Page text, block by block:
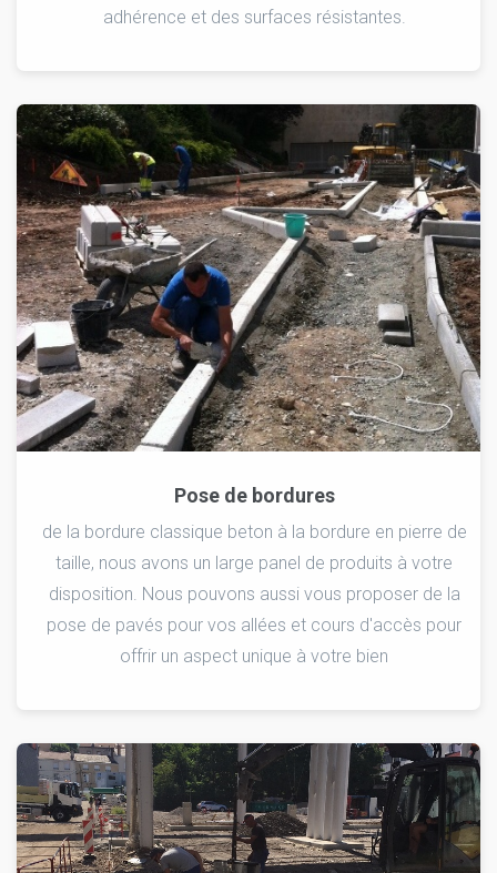
adhérence et des surfaces résistantes.
Pose de bordures
de la bordure classique beton à la bordure en pierre de
taille, nous avons un large panel de produits à votre
disposition. Nous pouvons aussi vous proposer de la
pose de pavés pour vos allées et cours d'accès pour
offrir un aspect unique à votre bien